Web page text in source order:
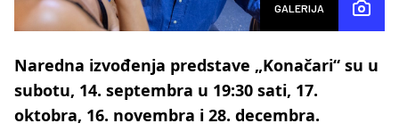
GALERIJA
Naredna izvođenja predstave „Konačari“ su u
subotu, 14. septembra u 19:30 sati, 17.
oktobra, 16. novembra i 28. decembra.